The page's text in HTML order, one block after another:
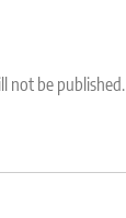
not be published.